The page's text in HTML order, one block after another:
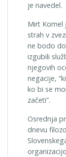
je navedel.
Mirt Komel
strah v
ne bodo
izgubili
njegovih
negacije,
ko bi se
začeti”.
Osrednja
dnevu